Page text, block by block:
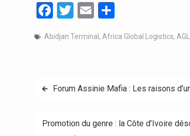
Facebook
Twitter
Email
Abidjan Terminal , Africa Global Logistics, AGL
Navigation
l’article
Forum Assinie Mafia : Les raisons
Promotion du genre : la Côte d’Ivoire